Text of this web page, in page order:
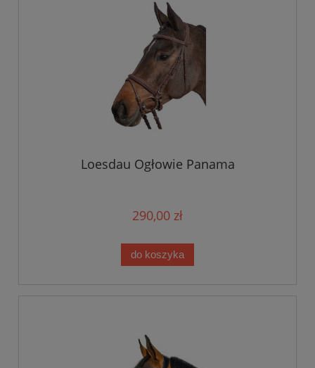
Loesdau Ogłowie Panama
290,00 zł
do koszyka